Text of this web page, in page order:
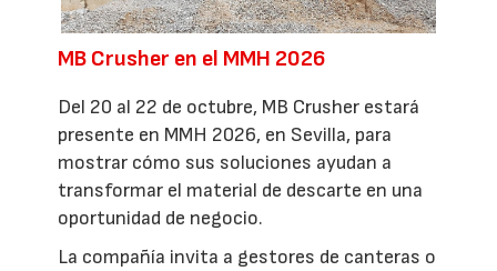
MB Crusher en el MMH 2026
Del 20 al 22 de octubre, MB Crusher estará
presente en MMH 2026, en Sevilla, para
mostrar cómo sus soluciones ayudan a
transformar el material de descarte en una
oportunidad de negocio.
La compañía invita a gestores de canteras o